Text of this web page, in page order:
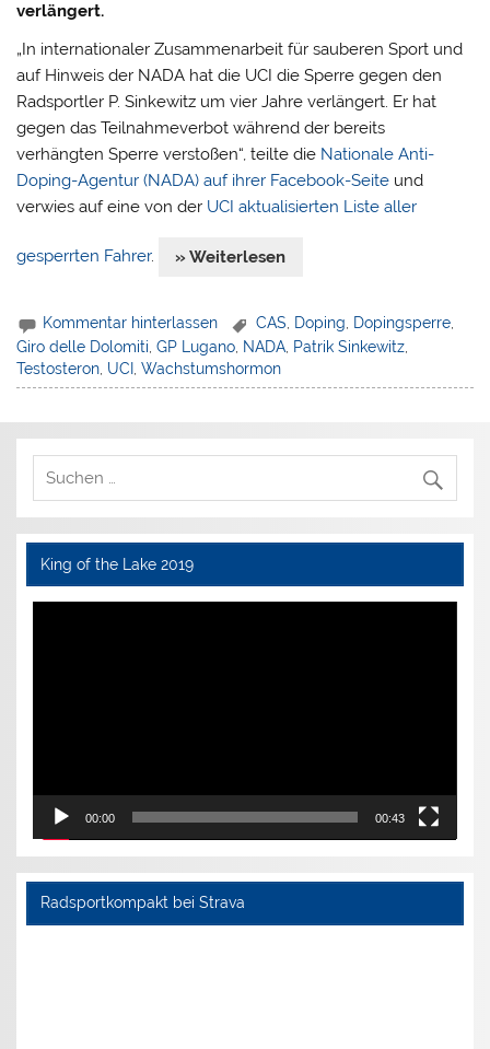
verlängert.
„In internationaler Zusammenarbeit für sauberen Sport und
auf Hinweis der NADA hat die UCI die Sperre gegen den
Radsportler P. Sinkewitz um vier Jahre verlängert. Er hat
gegen das Teilnahmeverbot während der bereits
verhängten Sperre verstoßen“, teilte die Nationale Anti-
Doping-Agentur (NADA) auf ihrer Facebook-Seite und
verwies auf eine von der UCI aktualisierten Liste aller
gesperrten Fahrer. » Weiterlesen
Kommentar hinterlassen CAS, Doping, Dopingsperre,
Giro delle Dolomiti ,GP Lugano NADA Patrik Sinkewitz
Testosteron UCI ,Wachstumshormon
King of the Lake 2019
Video-
00:00 00:43
Radsportkompakt bei Strava